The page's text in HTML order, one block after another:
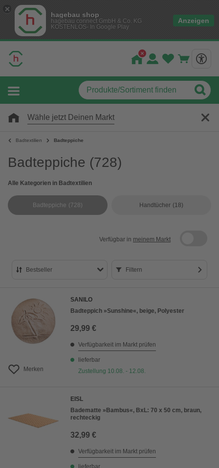
hagebau shop
hagebau connect GmbH & Co. KG
KOSTENLOS- In Google Play
Anzeigen
Wähle jetzt Deinen Markt
Badtextilien Badteppiche
Badteppiche (728)
Alle Kategorien in Badtextilien
Badteppiche (728) Handtücher (18)
Verfügbar in meinem Markt
Bestseller
Preis aufsteigend
Preis absteigend
Bewertung
Filtern
Merken
SANILO
Badteppich »Sunshine«, beige, Polyester
29,99 €
Verfügbarkeit im Markt prüfen
lieferbar
Zustellung 10.08. - 12.08.
EISL
Badematte »Bambus«, BxL: 70 x 50 cm, braun,
rechteckig
32,99 €
Verfügbarkeit im Markt prüfen
lieferbar